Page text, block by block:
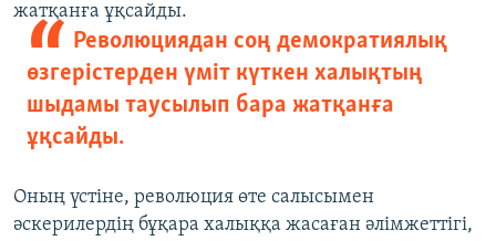
жатқанға ұқсайды.
Революциядан соң демократиялық
өзгерістерден үміт күткен халықтың
шыдамы таусылып бара жатқанға
ұқсайды.
Оның үстіне, революция өте салысымен
әскерилердің бұқара халыққа жасаған әлімжеттігі,